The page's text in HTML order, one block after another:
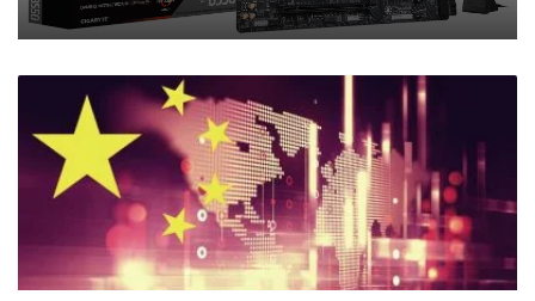
Terkait
Typhoon
Spionase